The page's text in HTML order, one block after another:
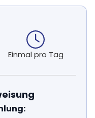
Einmal pro Tag